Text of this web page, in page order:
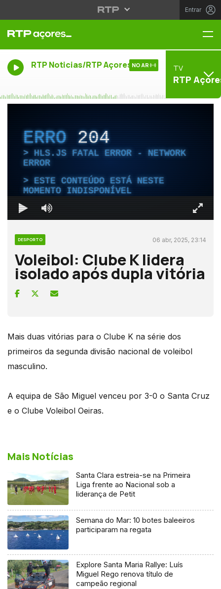
Entrar
RTP Noticias/RTP Açores NO AR TV
RTP
ERRO204
HLS.JS FATAL ERROR - NETWORK
ERROR
ESTE CONTEÚDO ESTÁ NESTE
MOMENTO INDISPONÍVEL
DESPORTO 06 abr, 2025, 23:14
Voleibol: Clube K lidera
isolado após dupla vitória
Mais duas vitórias para o Clube K na série dos
primeiros da segunda divisão nacional de voleibol
masculino.
A equipa de São Miguel venceu por 3-0 o Santa Cruz
e o Clube Voleibol Oeiras.
Mais Notícias
Santa Clara estreia-se na Primeira
Liga frente ao Nacional sob a
liderança de Petit
Semana do Mar: 10 botes baleeiros
participaram na regata
Explore Santa Maria Rallye: Luís
Miguel Rego renova título de
campeão regional